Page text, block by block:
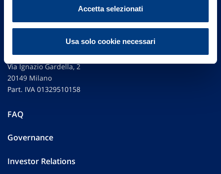
Accetta selezionati
Usa solo cookie necessari
Vittoria Assicurazioni S.p.A.
Via Ignazio Gardella, 2
20149 Milano
Part. IVA 01329510158
FAQ
Governance
Investor Relations